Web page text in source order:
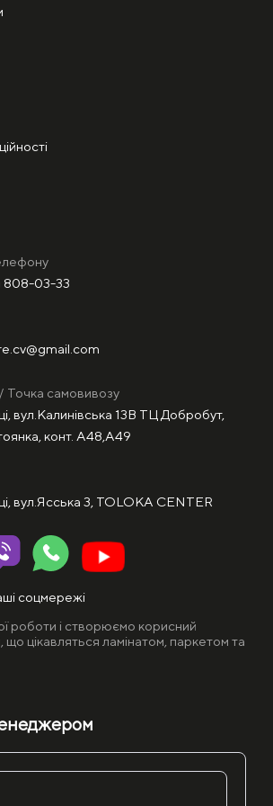
808-03-33
Точка самовивозу
вул.Калинівська 13В ТЦ Добробут,
конт. А48,А49
вул.Ясська 3, TOLOKA CENTER
соцмережі
роботи і створюємо корисний
цікавляться ламінатом, паркетом та